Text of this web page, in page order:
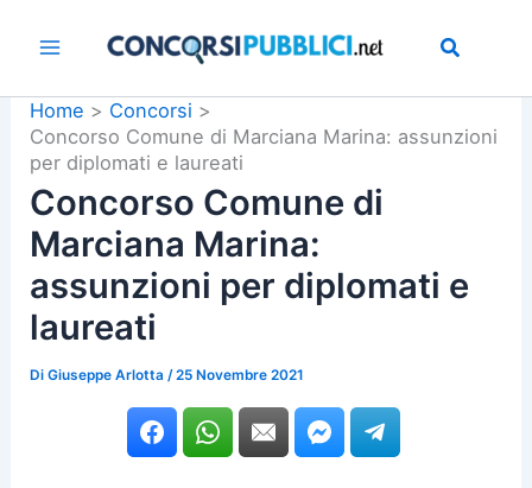
Home
Concorsi
Concorso Comune di Marciana Marina: assunzioni
per diplomati e laureati
Concorso Comune di
Marciana Marina:
assunzioni per diplomati e
laureati
DiGiuseppe Arlotta /25 Novembre 2021